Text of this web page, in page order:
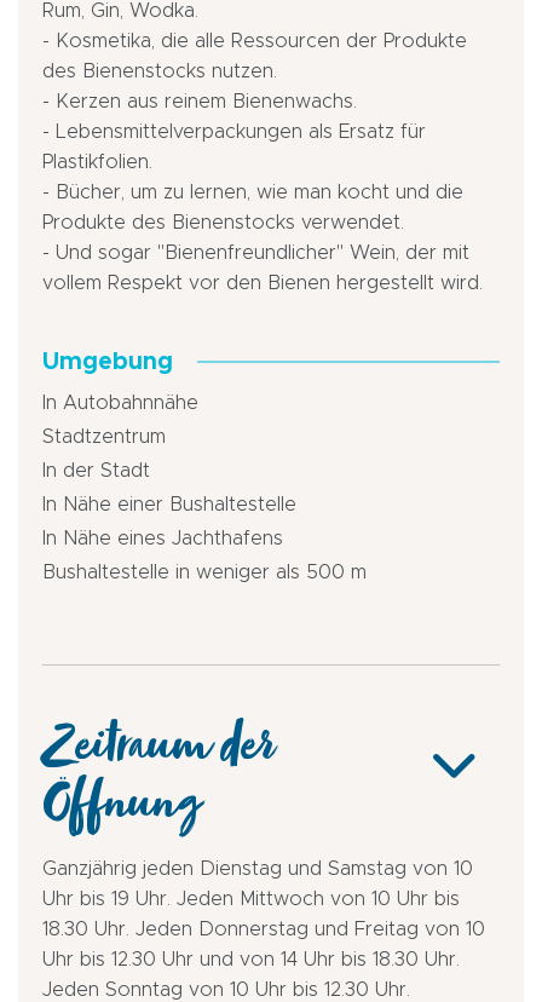
Rum, Gin, Wodka.
- Kosmetika, die alle Ressourcen der Produkte
des Bienenstocks nutzen.
- Kerzen aus reinem Bienenwachs.
- Lebensmittelverpackungen als Ersatz für
Plastikfolien.
- Bücher, um zu lernen, wie man kocht und die
Produkte des Bienenstocks verwendet.
- Und sogar "Bienenfreundlicher" Wein, der mit
vollem Respekt vor den Bienen hergestellt wird.
Umgebung
In Autobahnnähe
Stadtzentrum
In der Stadt
In Nähe einer Bushaltestelle
In Nähe eines Jachthafens
Bushaltestelle in weniger als 500 m
Zeitraum der
Öffnung
Ganzjährig jeden Dienstag und Samstag von 10
Uhr bis 19 Uhr. Jeden Mittwoch von 10 Uhr bis
18.30 Uhr. Jeden Donnerstag und Freitag von 10
Uhr bis 12.30 Uhr und von 14 Uhr bis 18.30 Uhr.
Jeden Sonntag von 10 Uhr bis 12.30 Uhr.